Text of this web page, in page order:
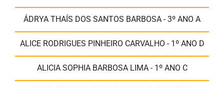
ÁDRYA THAÍS DOS SANTOS BARBOSA - 3º ANO A
ALICE RODRIGUES PINHEIRO CARVALHO - 1º ANO D
ALICIA SOPHIA BARBOSA LIMA - 1º ANO C